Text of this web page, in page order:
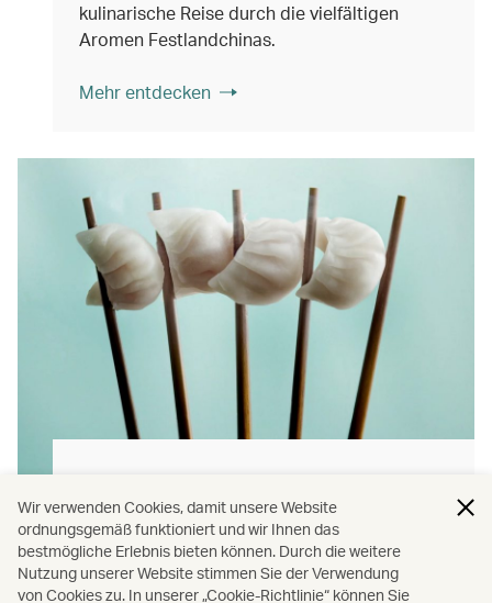
kulinarische Reise durch die vielfältigen
Aromen Festlandchinas.
Mehr entdecken
Auf unseren Flügen werden Ihnen
authentische, köstliche regionale Mahlzeiten
und Snacks serviert.
Wir verwenden Cookies, damit unsere Website
ordnungsgemäß funktioniert und wir Ihnen das
bestmögliche Erlebnis bieten können. Durch die weitere
Nutzung unserer Website stimmen Sie der Verwendung
von Cookies zu. In unserer „Cookie-Richtlinie“ können Sie